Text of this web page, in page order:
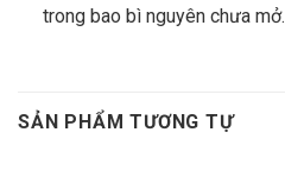
trong bao bì nguyên chưa mở.
SẢN PHẨM TƯƠNG TỰ